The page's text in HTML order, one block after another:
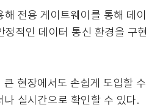
전용 게이트웨이를 통해 데이
적인 데이터 통신 환경을 구현
현장에서도 손쉽게 도입할 수
실시간으로 확인할 수 있다.